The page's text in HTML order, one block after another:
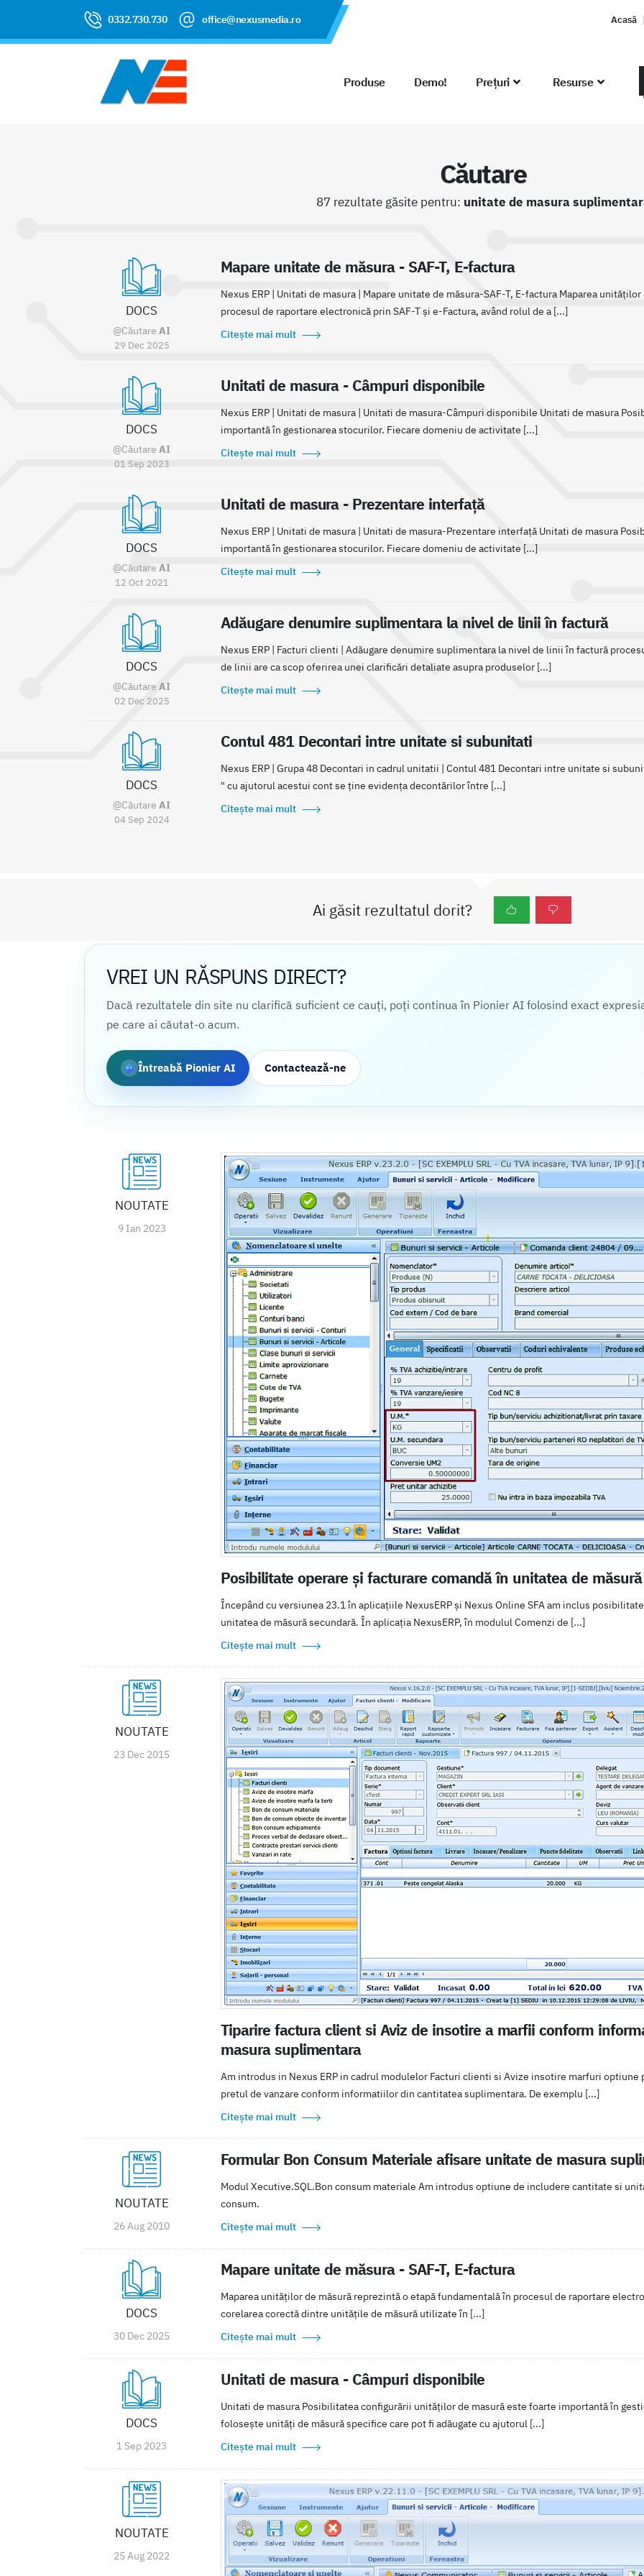
0332.730.730 office@nexusmedia.ro Acasă
Produse Demo! Prețuri Resurse
Căutare
87 rezultate găsite pentru: unitate de masura
DOCS
@Căutare AI
29 Dec 2025
Mapare unitate de măsura - SAF-T, E-factura
Nexus ERP | Unitati de masura | Mapare unitate de măsura-SAF-T, E-factura Maparea
procesul de raportare electronică prin SAF-T și e-Factura, având rolul de a [...]
Citește mai mult
DOCS
@Căutare AI
01 Sep 2023
Unitati de masura - Câmpuri disponibile
Nexus ERP | Unitati de masura | Unitati de masura-Câmpuri disponibile Unitati de masura
importantă în gestionarea stocurilor. Fiecare domeniu de activitate [...]
Citește mai mult
DOCS
@Căutare AI
12 Oct 2021
Unitati de masura - Prezentare interfață
Nexus ERP | Unitati de masura | Unitati de masura-Prezentare interfață Unitati de masura
importantă în gestionarea stocurilor. Fiecare domeniu de activitate [...]
Citește mai mult
DOCS
@Căutare AI
02 Dec 2025
Adăugare denumire suplimentara la nivel de linii în factură
Nexus ERP | Facturi clienti | Adăugare denumire suplimentara la nivel de linii în factură
de linii are ca scop oferirea unei clarificări detaliate asupra produselor [...]
Citește mai mult
DOCS
@Căutare AI
04 Sep 2024
Contul 481 Decontari intre unitate si subunitati
Nexus ERP | Grupa 48 Decontari in cadrul unitatii | Contul 481 Decontari intre unitate si
" cu ajutorul acestui cont se ține evidența decontărilor între [...]
Citește mai mult
Ai găsit rezultatul dorit?
VREI UN RĂSPUNS DIRECT?
Dacă rezultatele din site nu clarifică suficient ce cauți, poți continua în Pionier AI folosind exact
pe care ai căutat-o acum.
Întreabă Pionier AI Contactează-ne
NOUTATE
9 Ian 2023
Posibilitate operare și facturare comandă în unitatea de
Începând cu versiunea 23.1 în aplicațiile NexusERP și Nexus Online SFA am inclus
unitatea de măsură secundară. În aplicația NexusERP, în modulul Comenzi de [...]
Citește mai mult
NOUTATE
23 Dec 2015
Tiparire factura client si Aviz de insotire a marfii conform
masura suplimentara
Am introdus in Nexus ERP in cadrul modulelor Facturi clienti si Avize insotire marfuri
pretul de vanzare conform informatiilor din cantitatea suplimentara. De exemplu [...]
Citește mai mult
NOUTATE
26 Aug 2010
Formular Bon Consum Materiale afisare unitate de masura
Modul Xecutive.SQL.Bon consum materiale Am introdus optiune de includere cantitate si
consum.
Citește mai mult
DOCS
30 Dec 2025
Mapare unitate de măsura - SAF-T, E-factura
Maparea unităților de măsură reprezintă o etapă fundamentală în procesul de raportare
corelarea corectă dintre unitățile de măsură utilizate în [...]
Citește mai mult
DOCS
1 Sep 2023
Unitati de masura - Câmpuri disponibile
Unitati de masura Posibilitatea configurării unităților de masură este foarte importantă în
folosește unități de măsură specifice care pot fi adăugate cu ajutorul [...]
Citește mai mult
NOUTATE
25 Aug 2022